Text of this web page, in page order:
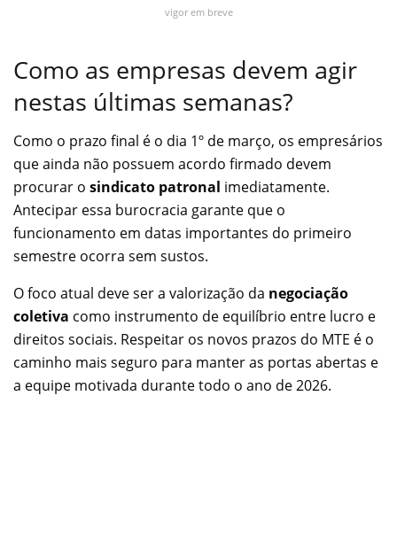
vigor em breve
Como as empresas devem agir
nestas últimas semanas?
Como o prazo final é o dia 1º de março, os empresários
que ainda não possuem acordo firmado devem
procurar o sindicato patronal imediatamente.
Antecipar essa burocracia garante que o
funcionamento em datas importantes do primeiro
semestre ocorra sem sustos.
O foco atual deve ser a valorização da negociação
coletiva como instrumento de equilíbrio entre lucro e
direitos sociais. Respeitar os novos prazos do MTE é o
caminho mais seguro para manter as portas abertas e
a equipe motivada durante todo o ano de 2026.